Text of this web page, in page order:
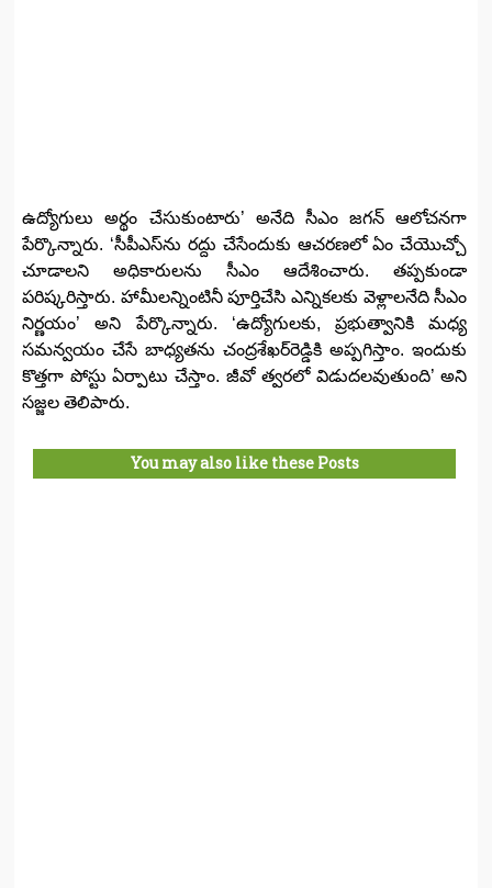
ఉద్యోగులు అర్థం చేసుకుంటారు’ అనేది సీఎం జగన్‌ ఆలోచనగా
పేర్కొన్నారు. ‘సీపీఎస్‌ను రద్దు చేసేందుకు ఆచరణలో ఏం చేయొచ్చో
చూడాలని అధికారులను సీఎం ఆదేశించారు. తప్పకుండా
పరిష్కరిస్తారు. హామీలన్నింటినీ పూర్తిచేసి ఎన్నికలకు వెళ్లాలనేది సీఎం
నిర్ణయం’ అని పేర్కొన్నారు. ‘ఉద్యోగులకు, ప్రభుత్వానికి మధ్య
సమన్వయం చేసే బాధ్యతను చంద్రశేఖర్‌రెడ్డికి అప్పగిస్తాం. ఇందుకు
కొత్తగా పోస్టు ఏర్పాటు చేస్తాం. జీవో త్వరలో విడుదలవుతుంది’ అని
సజ్జల తెలిపారు.
You may also like these Posts